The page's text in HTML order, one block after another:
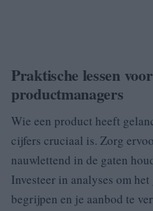
Praktische lessen
productmanagers
Wie een product heeft
cijfers cruciaal is. Zorg
nauwlettend in de gaten
Investeer in analyses om
begrijpen en je aanbod te